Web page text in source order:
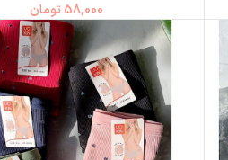
58,000 تومان